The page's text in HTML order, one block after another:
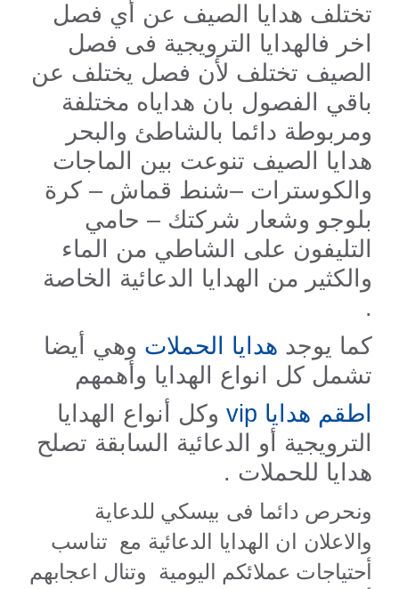
تختلف هدايا الصيف عن أي فصل
اخر فالهدايا الترويجية فى فصل
الصيف تختلف لأن فصل يختلف عن
باقي الفصول بان هداياه مختلفة
ومربوطة دائما بالشاطئ والبحر
هدايا الصيف تنوعت بين الماجات
والكوسترات –شنط قماش – كرة
بلوجو وشعار شركتك – حامي
التليفون على الشاطي من الماء
والكثير من الهدايا الدعائية الخاصة
.
كما يوجد هدايا الحملات وهي أيضا
تشمل كل انواع الهدايا وأهمهم
اطقم هدايا vip
وكل أنواع الهدايا
الترويجية أو الدعائية السابقة تصلح
هدايا للحملات .
ونحرص دائما فى بيسكي للدعاية
والاعلان ان الهدايا الدعائية مع تناسب
أحتياجات عملائكم اليومية وتنال اعجابهم